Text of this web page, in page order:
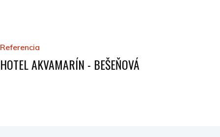
Referencia
HOTEL AKVAMARÍN - BEŠEŇOVÁ